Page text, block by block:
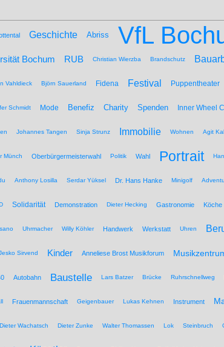
Geschichte Abriss VfL
Bochum RUB Christian Wierzba Brandschutz
Vahldieck Björn Sauerland Fidena Festival Puppentheater
Schmidt Mode Benefiz Charity Spenden Inner Wheel
Johannes Tangen Sinja Strunz Immobilie Wohnen Agit
Münch Oberbürgermeisterwahl Politik Wahl Portrait
Anthony Losilla Serdar Yüksel Dr. Hans Hanke Minigolf
Solidarität Demonstration Dieter Hecking Gastronomie Köche
Uhrmacher Willy Köhler Handwerk Werkstatt Uhren
Sirvend Kinder Anneliese Brost Musikforum
Autobahn Baustelle Lars Batzer Brücke Ruhrschnellweg
Frauenmannschaft Geigenbauer Lukas Kehnen Instrument
Dieter Wachatsch Dieter Zunke Walter Thomassen Lok Steinbruch